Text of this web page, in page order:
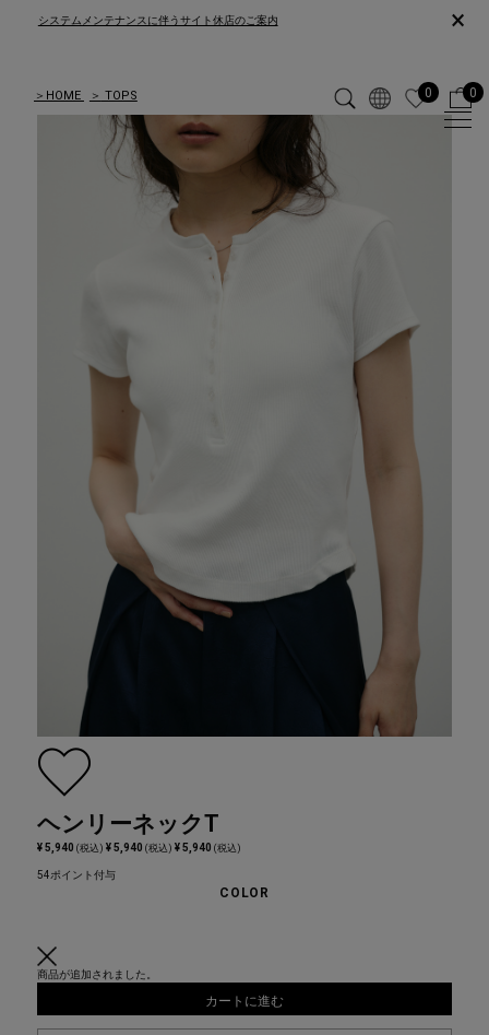
システムメンテナンスに伴うサイト休店のご案内 ×
＞ HOME ＞ TOPS 0 0
ヘンリーネックT
¥ 5,940(税込) ¥ 5,940(税込) ¥ 5,940(税込)
54ポイント付与
COLOR
商品が追加されました。
カートに進む